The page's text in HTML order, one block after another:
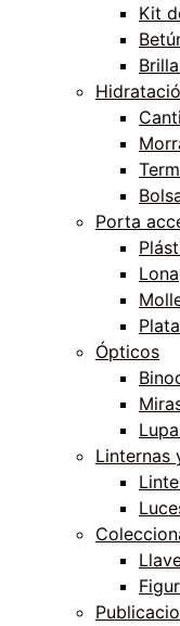
Kit
Porta
Lona
Ópticos
Linternas